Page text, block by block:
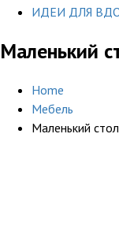
ИДЕИ ДЛЯ
Маленький
Home
Мебель
Маленький